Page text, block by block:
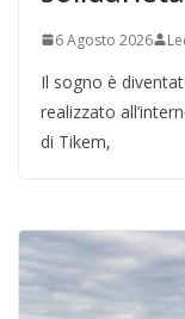
6 Agosto 2026
Il sogno è
realizzato
di Tikem,